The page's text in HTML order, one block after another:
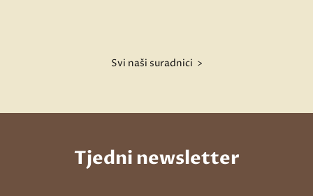
Svi naši suradnici >
Tjedni newsletter